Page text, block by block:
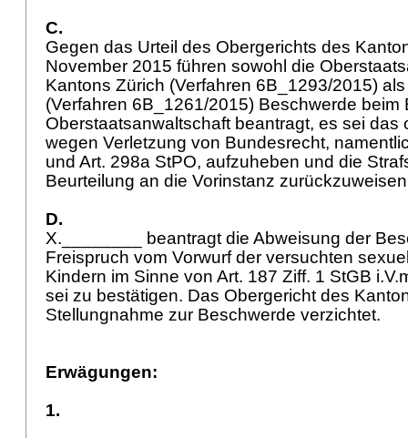
C.
Gegen das Urteil des Obergerichts des
November 2015 führen sowohl die
Kantons Zürich (Verfahren 6B_1293/2015)
(Verfahren 6B_1261/2015) Beschwerde beim
Oberstaatsanwaltschaft beantragt, es sei das
wegen Verletzung von Bundesrecht,
und Art. 298a StPO, aufzuheben und die
Beurteilung an die Vorinstanz
D.
X.________ beantragt die Abweisung der
Freispruch vom Vorwurf der versuchten
Kindern im Sinne von Art. 187 Ziff. 1 StGB
sei zu bestätigen. Das Obergericht des
Stellungnahme zur Beschwerde verzichtet.
Erwägungen:
1.